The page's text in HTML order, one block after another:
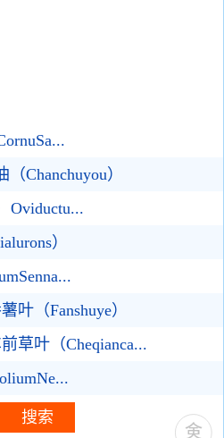
Chanchuyou）
Oviductu...
）
（Fanshuye）
草叶（Cheqianca...